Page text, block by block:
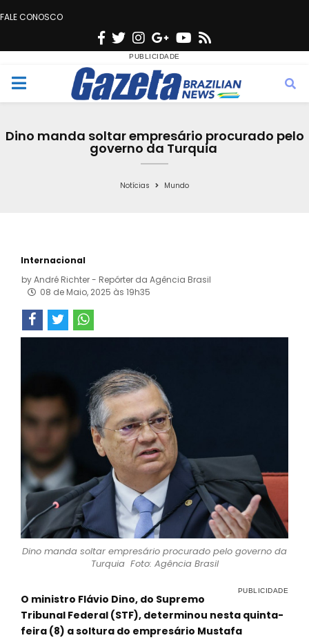
FALE CONOSCO
F
c
e
o
T
w
i
t
e
n
s
t
g
r
a
G
o
o
g
e
Y
u
t
b
e
s
M
Dino manda soltar empresário procurado pelo
governo da Turquia
Notícias Mundo
Internacional
byAndré Richter - Repórter da Agência Brasil
08 de Maio, 2025 às 19h35
Dino manda soltar empresário procurado pelo governo da
Turquia Foto: Agência Brasil
O ministro Flávio Dino, do Supremo
Tribunal Federal (STF), determinou nesta quinta-
feira (8) a soltura do empresário Mustafa